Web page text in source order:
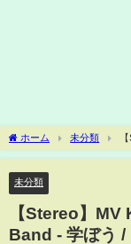
ホーム 未分類
배우자 / Let's study（モラ
未分類
【Stereo】
Band - 学ぼう